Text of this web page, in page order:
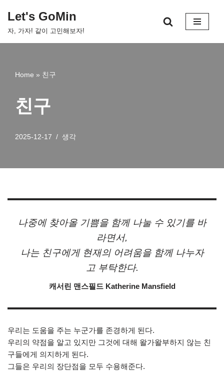
콘
Let's GoMin
자, 가자! 같이 고민해보자!
Home » 친구
친구
2025-12-17 생각
나중에 찾아올 기쁨을 함께 나눌 수 있기를 바
라면서,
나는 친구에게 현재의 어려움을 함께 나누자
고 부탁한다.
캐서린 맨스필드 Katherine Mansfield
우리는 도움을 주는 누군가를 존경하게 된다.
우리의 약점을 알고 있지만 그것에 대해 왈가왈부하지 않는 친
구들에게 의지하게 된다.
그들은 우리의 장단점을 모두 수용해준다.